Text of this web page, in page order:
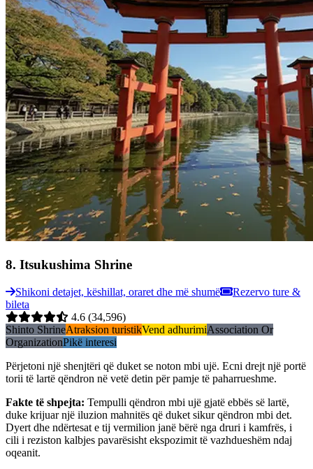
8. Itsukushima Shrine
Shikoni detajet, këshillat, oraret dhe më shumë
Rezervo ture &
bileta
4.6 (34,596)
Shinto ShrineAtraksion turistikVend adhurimiAssociation Or
OrganizationPikë interesi
Përjetoni një shenjtëri që duket se noton mbi ujë. Ecni drejt një portë
torii të lartë qëndron në vetë detin për pamje të paharrueshme.
Fakte të shpejta: Tempulli qëndron mbi ujë gjatë ebbës së lartë,
duke krijuar një iluzion mahnitës që duket sikur qëndron mbi det.
Dyert dhe ndërtesat e tij vermilion janë bërë nga druri i kamfrës, i
cili i reziston kalbjes pavarësisht ekspozimit të vazhdueshëm ndaj
oqeanit.